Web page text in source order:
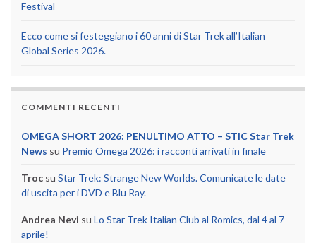
Festival
Ecco come si festeggiano i 60 anni di Star Trek all’Italian
Global Series 2026.
COMMENTI RECENTI
OMEGA SHORT 2026: PENULTIMO ATTO – STIC Star Trek
News su Premio Omega 2026: i racconti arrivati in finale
Troc su Star Trek: Strange New Worlds. Comunicate le date
di uscita per i DVD e Blu Ray.
Andrea Nevi su Lo Star Trek Italian Club al Romics, dal 4 al 7
aprile!